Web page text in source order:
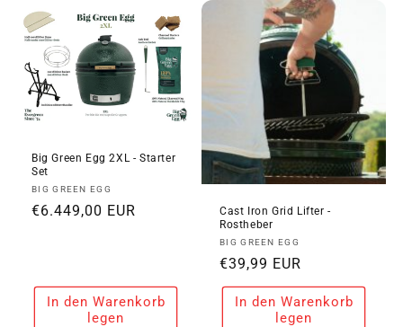
Big Green Egg 2XL - Starter
Set
Anbieter:
BIG GREEN EGG
Normaler
€6.449,00 EUR
In den Warenkorb
legen
Cast Iron Grid Lifter -
Rostheber
Anbieter:
BIG GREEN EGG
Normaler
Preis
€39,99 EUR
In den Warenkorb
legen